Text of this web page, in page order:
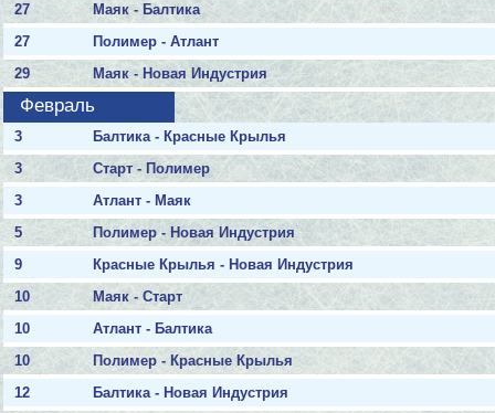
27
Маяк - Балтика
27
Полимер - Атлант
29
Маяк - Новая Индустрия
Февраль
3
Балтика - Красные Крылья
3
Старт - Полимер
3
Атлант - Маяк
5
Полимер - Новая Индустрия
9
Красные Крылья - Новая Индустрия
10
Маяк - Старт
10
Атлант - Балтика
10
Полимер - Красные Крылья
12
Балтика - Новая Индустрия